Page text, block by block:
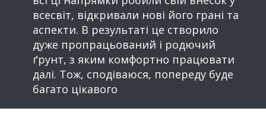
всесвіт, відкривали нові його грані та
аспекти. В результаті це створило
дуже пропрацьований і родючий
ґрунт, з яким комфортно працювати
далі. Тож, сподіваюся, попереду буде
багато цікавого